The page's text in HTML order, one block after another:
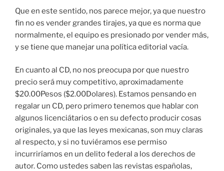
Que en este sentido, nos parece mejor, ya que nuestro
fin no es vender grandes tirajes, ya que es norma que
normalmente, el equipo es presionado por vender más,
y se tiene que manejar una política editorial vacía.
En cuanto al CD, no nos preocupa por que nuestro
precio será muy competitivo, aproximadamente
$20.00Pesos ($2.00Dolares). Estamos pensando en
regalar un CD, pero primero tenemos que hablar con
algunos licenciátarios o en su defecto producir cosas
originales, ya que las leyes mexicanas, son muy claras
al respecto, y si no tuviéramos ese permiso
incurriríamos en un delito federal a los derechos de
autor. Como ustedes saben las revistas españolas,